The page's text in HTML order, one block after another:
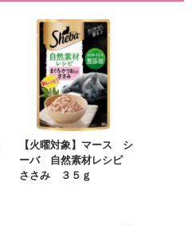
【火曜対象】マース シ
ーバ 自然素材レシピ
ささみ ３５ｇ